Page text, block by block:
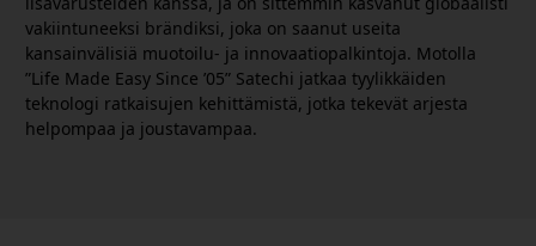
vakiintuneeksi brändiksi, joka on saanut useita
kansainvälisiä muotoilu- ja innovaatiopalkintoja. Motolla
”Life Made Easy Since ’05” Satechi jatkaa tyylikkäiden
teknologi ratkaisujen kehittämistä, jotka tekevät arjesta
helpompaa ja joustavampaa.